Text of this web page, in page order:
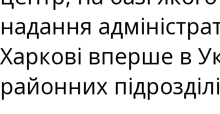
надання
Харкові вперше в
районних